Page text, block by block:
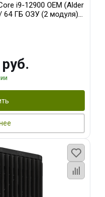
i9-12900 OEM (Alder
64 ГБ ОЗУ (2 модуля)/
GDDR7 256bit 3xDP